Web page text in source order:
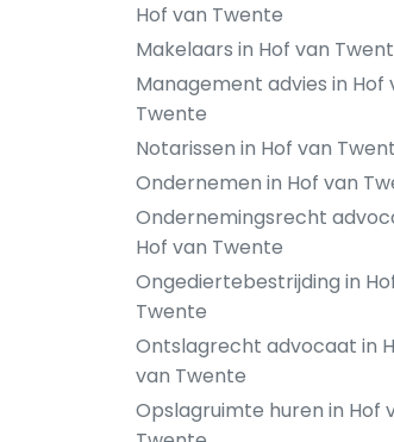
Hof van Twente
Makelaars in Hof van
Management advies in Hof
Twente
Notarissen in Hof van
Ondernemen in Hof van
Ondernemingsrecht
Hof van Twente
Ongediertebestrijding in
Twente
Ontslagrecht advocaat in
van Twente
Opslagruimte huren in Hof